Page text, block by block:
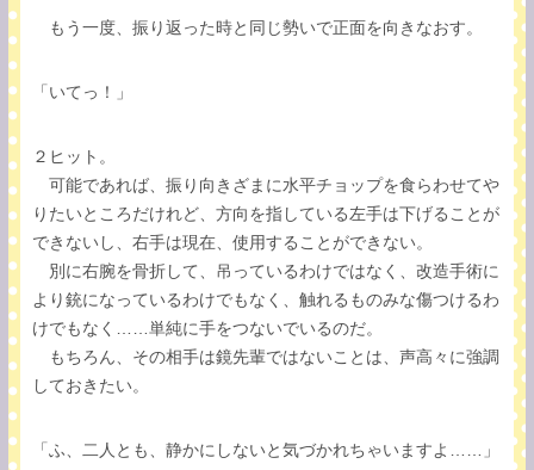
もう一度、振り返った時と同じ勢いで正面を向きなおす。
「いてっ！」
２ヒット。
可能であれば、振り向きざまに水平チョップを食らわせてや
りたいところだけれど、方向を指している左手は下げることが
できないし、右手は現在、使用することができない。
別に右腕を骨折して、吊っているわけではなく、改造手術に
より銃になっているわけでもなく、触れるものみな傷つけるわ
けでもなく……単純に手をつないでいるのだ。
もちろん、その相手は鏡先輩ではないことは、声高々に強調
しておきたい。
「ふ、二人とも、静かにしないと気づかれちゃいますよ……」